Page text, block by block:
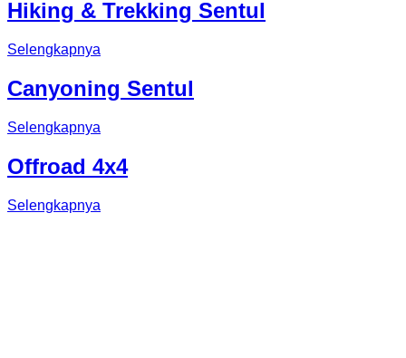
Hiking & Trekking Sentul
Selengkapnya
Canyoning Sentul
Selengkapnya
Offroad 4x4
Selengkapnya